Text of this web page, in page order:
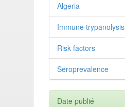
Algeria
Immune trypanolysis
Risk factors
Seroprevalence
Date publié